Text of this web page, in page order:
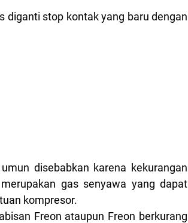
diganti stop kontak yang baru dengan
disebabkan karena kekurangan
gas senyawa yang dapat
kompresor.
Freon ataupun Freon berkurang